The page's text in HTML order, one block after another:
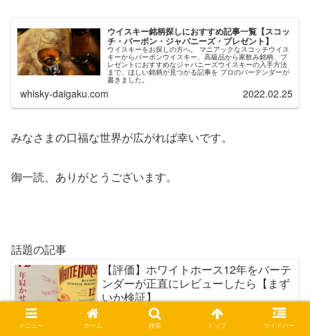
ウイスキー銘柄探しにおすすめ記事一覧【スコッ
チ・バーボン・ジャパニーズ・プレゼント】
ウイスキーをお探しの方へ。 マニアックなスコッチウイス
キーからバーボンウイスキー、高級品から家飲み銘柄、プ
レゼントにおすすめなジャパニーズウイスキーの入手方法
まで、ほしい銘柄が見つかる記事を プロのバーテンダーが
書きました。
whisky-daigaku.com 2022.02.25
みなさまの口福な世界が広がれば幸いです。
御一読、ありがとうございます。
話題の記事
【評価】ホワイトホース12年をバーテ
ンダーが正直にレビューしたら【まず
いか検証】
メニュー ホーム 検索 トップ サイドバー